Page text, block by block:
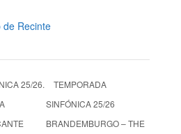
de Recinte
25/26.
TEMPORADA
SINFÓNICA 25/26
BRANDEMBURGO – THE